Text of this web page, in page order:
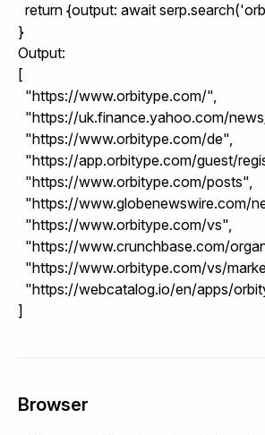
return {output: await
}
Output:
[
  "https://www.orbitype.com/",
"https://uk.finance.yahoo.com/
  "https://www.orbitype.com/de",
"https://app.orbitype.com/guest/
  "https://www.orbitype.com/posts",
"https://www.globenewswire.com/
  "https://www.orbitype.com/vs",
"https://www.crunchbase.com/
"https://www.orbitype.com/vs/
"https://webcatalog.io/en/apps/
]
Browser